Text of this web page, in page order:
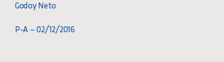
Godoy Neto.
P-A – 02/12/2016